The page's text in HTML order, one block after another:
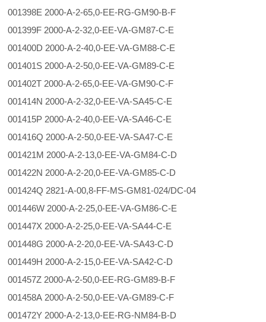
001398E 2000-A-2-65,0-EE-RG-GM90-B-F
001399F 2000-A-2-32,0-EE-VA-GM87-C-E
001400D 2000-A-2-40,0-EE-VA-GM88-C-E
001401S 2000-A-2-50,0-EE-VA-GM89-C-E
001402T 2000-A-2-65,0-EE-VA-GM90-C-F
001414N 2000-A-2-32,0-EE-VA-SA45-C-E
001415P 2000-A-2-40,0-EE-VA-SA46-C-E
001416Q 2000-A-2-50,0-EE-VA-SA47-C-E
001421M 2000-A-2-13,0-EE-VA-GM84-C-D
001422N 2000-A-2-20,0-EE-VA-GM85-C-D
001424Q 2821-A-00,8-FF-MS-GM81-024/DC-04
001446W 2000-A-2-25,0-EE-VA-GM86-C-E
001447X 2000-A-2-25,0-EE-VA-SA44-C-E
001448G 2000-A-2-20,0-EE-VA-SA43-C-D
001449H 2000-A-2-15,0-EE-VA-SA42-C-D
001457Z 2000-A-2-50,0-EE-RG-GM89-B-F
001458A 2000-A-2-50,0-EE-VA-GM89-C-F
001472Y 2000-A-2-13,0-EE-RG-NM84-B-D